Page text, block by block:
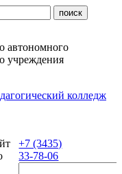
автономного
учреждения
колледж
+7 (3435)
33-78-06